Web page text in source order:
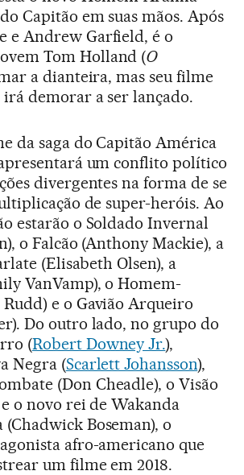
Capitão em suas mãos. Após
e Andrew Garfield, é o
Tom Holland (O
a dianteira, mas seu filme
demorar a ser lançado.
da saga do Capitão América
um conflito político
divergentes na forma de se
de super-heróis. Ao
estarão o Soldado Invernal
o Falcão (Anthony Mackie), a
(Elisabeth Olsen), a
VanVamp), o Homem-
e o Gavião Arqueiro
Do outro lado, no grupo do
(Robert Downey Jr.),
Negra (Scarlett Johansson),
(Don Cheadle), o Visão
o novo rei de Wakanda
Boseman), o
afro-americano que
um filme em 2018.